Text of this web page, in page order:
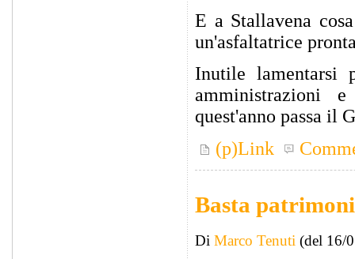
E a Stallavena
un'asfaltatrice
Inutile lamentarsi
amministrazioni
quest'anno passa il
(p)Link
Basta
Di Marco Tenuti (del 16/